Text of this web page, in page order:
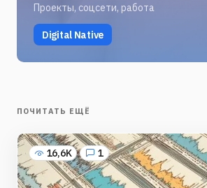
Проекты, соцсети, работа
Digital Native
ПОЧИТАТЬ ЕЩЁ
16,6K 1